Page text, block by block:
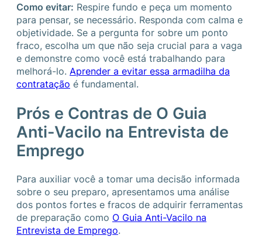
Como evitar: Respire fundo e peça um momento
para pensar, se necessário. Responda com calma e
objetividade. Se a pergunta for sobre um ponto
fraco, escolha um que não seja crucial para a vaga
e demonstre como você está trabalhando para
melhorá-lo. Aprender a evitar essa armadilha da
contratação é fundamental.
Prós e Contras de O Guia
Anti-Vacilo na Entrevista de
Emprego
Para auxiliar você a tomar uma decisão informada
sobre o seu preparo, apresentamos uma análise
dos pontos fortes e fracos de adquirir ferramentas
de preparação como O Guia Anti-Vacilo na
Entrevista de Emprego.